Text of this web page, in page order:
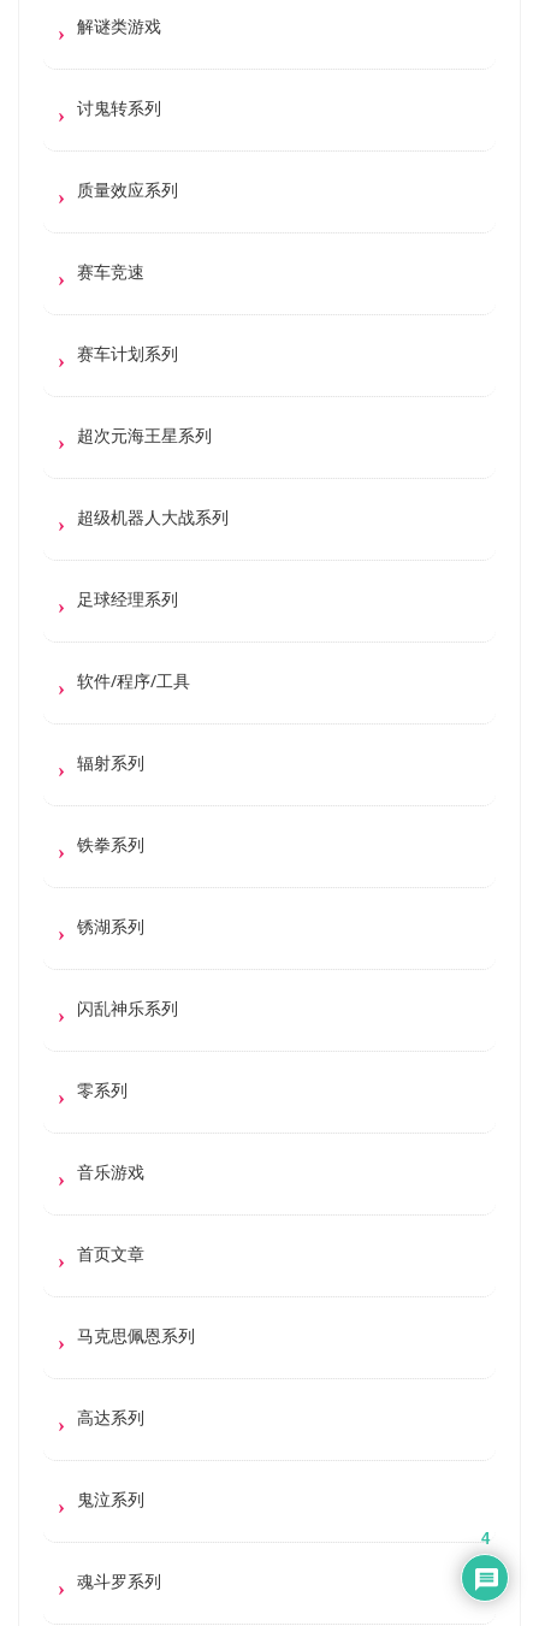
解谜类游戏
讨鬼转系列
质量效应系列
赛车竞速
赛车计划系列
超次元海王星系列
超级机器人大战系列
足球经理系列
软件/程序/工具
辐射系列
铁拳系列
锈湖系列
闪乱神乐系列
零系列
音乐游戏
首页文章
马克思佩恩系列
高达系列
鬼泣系列
魂斗罗系列
4